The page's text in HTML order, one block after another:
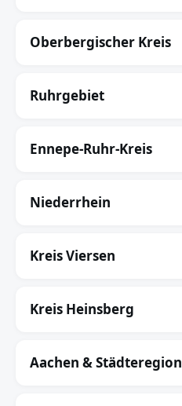
Oberbergischer Kreis
Ruhrgebiet
Ennepe-Ruhr-Kreis
Niederrhein
Kreis Viersen
Kreis Heinsberg
Aachen & Städteregion